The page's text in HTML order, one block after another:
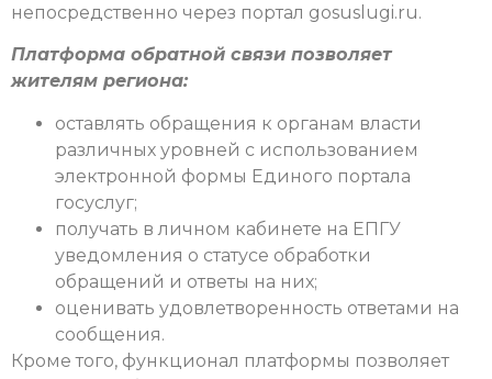
непосредственно через портал gosuslugi.ru.
Платформа обратной связи позволяет
жителям региона:
оставлять обращения к органам власти
различных уровней с использованием
электронной формы Единого портала
госуслуг;
получать в личном кабинете на ЕПГУ
уведомления о статусе обработки
обращений и ответы на них;
оценивать удовлетворенность ответами на
сообщения.
Кроме того, функционал платформы позволяет